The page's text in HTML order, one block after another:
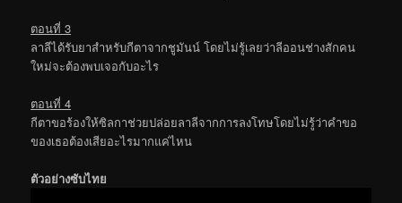
ตอนที่ 3
ลาลีได้รับยาสำหรับกีตาจากชูมันน์ โดยไม่รู้เลยว่าลีออนช่างสักคน
ใหม่จะต้องพบเจอกับอะไร
ตอนที่ 4
กีตาขอร้องให้ซิลกาช่วยปล่อยลาลีจากการลงโทษโดยไม่รู้ว่าคำขอ
ของเธอต้องเสียอะไรมากแค่ไหน
ตัวอย่างซับไทย